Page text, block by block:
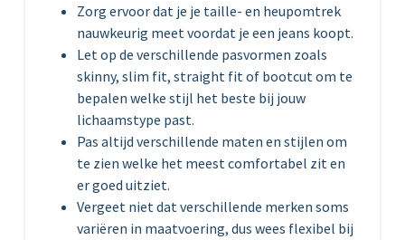
Zorg ervoor dat je je taille- en heupomtrek
nauwkeurig meet voordat je een jeans koopt.
Let op de verschillende pasvormen zoals
skinny, slim fit, straight fit of bootcut om te
bepalen welke stijl het beste bij jouw
lichaamstype past.
Pas altijd verschillende maten en stijlen om
te zien welke het meest comfortabel zit en
er goed uitziet.
Vergeet niet dat verschillende merken soms
variëren in maatvoering, dus wees flexibel bij